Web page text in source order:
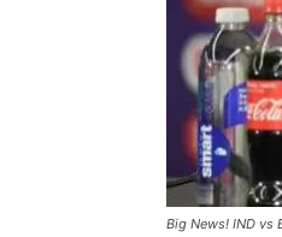
Big News! IND vs